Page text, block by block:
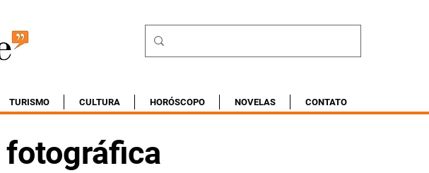
TURISMO CULTURA HORÓSCOPO NOVELAS CONTATO
fotográfica